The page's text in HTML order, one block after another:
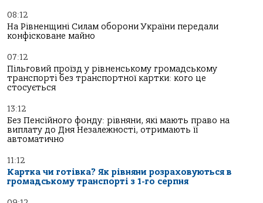
08:12
На Рівненщині Силам оборони України передали
конфісковане майно
07:12
Пільговий проїзд у рівненському громадському
транспорті без транспортної картки: кого це
стосується
13:12
Без Пенсійного фонду: рівняни, які мають право на
виплату до Дня Незалежності, отримають її
автоматично
11:12
Картка чи готівка? Як рівняни розраховуються в
громадському транспорті з 1-го серпня